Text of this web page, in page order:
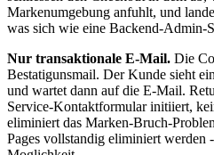
Markenumgebung anfuhlt, und
was sich wie eine Backend-Admin-
Nur transaktionale E-Mail. Die
Bestatigunsmail. Der Kunde sieht
und wartet dann auf die E-Mail.
Service-Kontaktformular initiiert,
eliminiert das Marken-Bruch-
Pages vollstandig eliminiert werden